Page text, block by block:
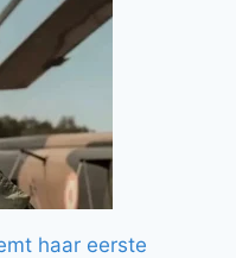
haar eerste